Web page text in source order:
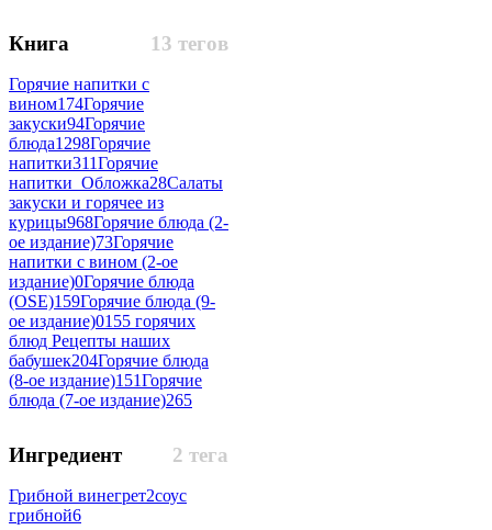
13 тегов
Книга
Горячие напитки с
вином174Горячие
закуски94Горячие
блюда1298Горячие
напитки311Горячие
напитки_Обложка28Салаты
закуски и горячее из
курицы968Горячие блюда (2-
ое издание)73Горячие
напитки с вином (2-ое
издание)0Горячие блюда
(OSE)159Горячие блюда (9-
ое издание)0155 горячих
блюд Рецепты наших
бабушек204Горячие блюда
(8-ое издание)151Горячие
блюда (7-ое издание)265
2 тега
Ингредиент
Грибной винегрет2соус
грибной6